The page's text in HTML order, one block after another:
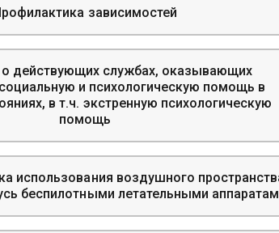
зависимостей
действующих службах, оказывающих
и психологическую помощь в
в т.ч. экстренную психологическую
помощь
использования воздушного
беспилотными летательными